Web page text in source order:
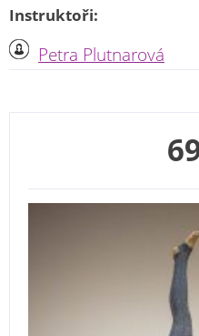
Instruktoři:
Petra Plutnarová